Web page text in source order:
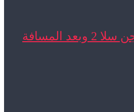
بين قضبان سجن سلا 2 وبعد المسافة